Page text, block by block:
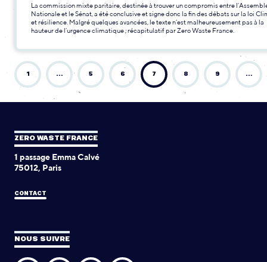
La commission mixte paritaire, destinée à trouver un compromis entre
Nationale et le Sénat, a été conclusive et signe donc la fin des débats sur la loi
et résilience. Malgré quelques avancées, le texte n’est malheureusement pas à la
hauteur de l’urgence climatique ; récapitulatif par Zero Waste France.
1 … 5 6 7 8 9 …
ZERO WASTE FRANCE
1 passage Emma Calvé
75012, Paris
CONTACT
NOUS SUIVRE